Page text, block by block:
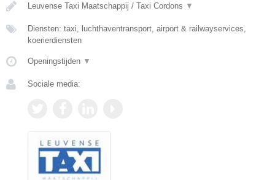
Leuvense Taxi Maatschappij / Taxi Cordons ▼
Diensten: taxi, luchthaventransport, airport & railwayservices,
koerierdiensten
Openingstijden ▼
Sociale media: